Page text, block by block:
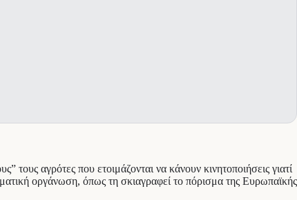
αγρότες που ετοιμάζονται να κάνουν κινητοποιήσεις γιατί
οργάνωση, όπως τη σκιαγραφεί το πόρισμα της Ευρωπαϊκής